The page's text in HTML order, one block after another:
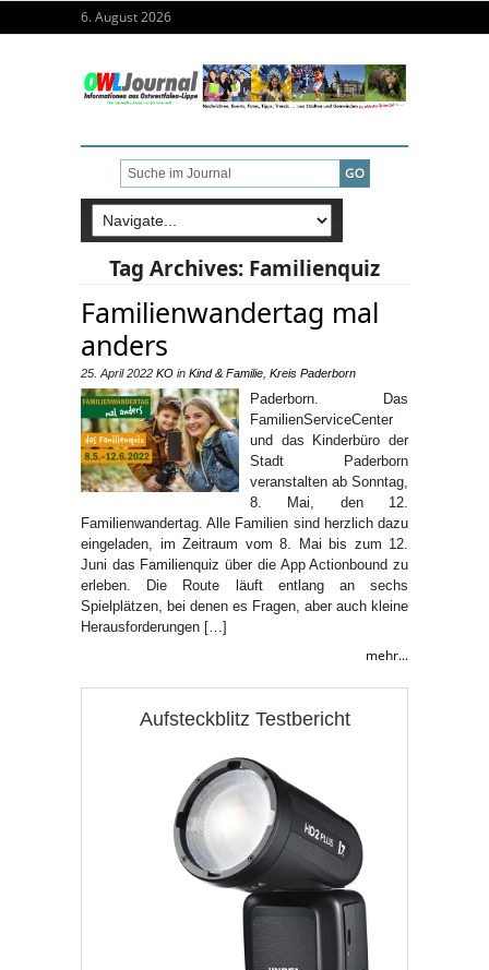
6. August 2026
Tag Archives: Familienquiz
Familienwandertag mal
anders
25. April 2022 KO in Kind & Familie Kreis Paderborn
Paderborn. Das
FamilienServiceCenter
und das Kinderbüro der
Stadt Paderborn
veranstalten ab Sonntag,
8. Mai, den 12.
Familienwandertag. Alle Familien sind herzlich dazu
eingeladen, im Zeitraum vom 8. Mai bis zum 12.
Juni das Familienquiz über die App Actionbound zu
erleben. Die Route läuft entlang an sechs
Spielplätzen, bei denen es Fragen, aber auch kleine
Herausforderungen […]
mehr...
Aufsteckblitz Testbericht